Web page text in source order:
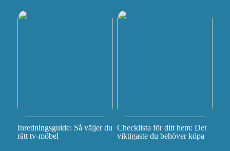
Inredningsguide: Så väljer du
rätt tv-möbel
Checklista för ditt hem: Det
viktigaste du behöver köpa